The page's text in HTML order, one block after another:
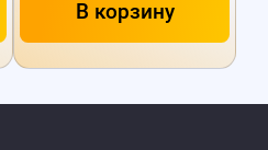
В корзину